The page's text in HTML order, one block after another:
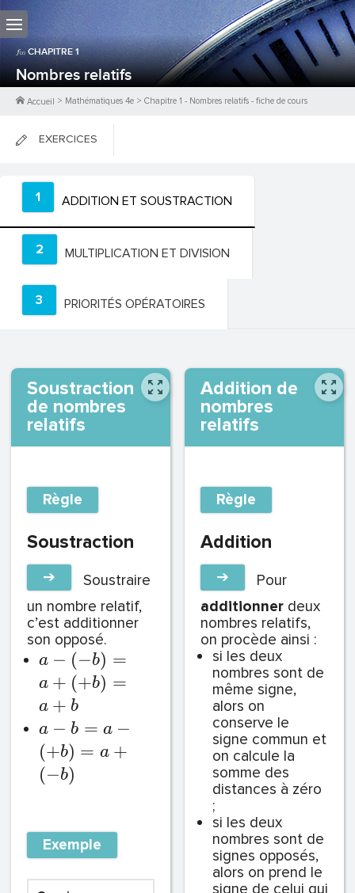
CHAPITRE1
Nombres relatifs
Accueil > Mathématiques 4e > Chapitre 1 - Nombres relatifs - fiche de cours
EXERCICES
FICHES DE COURS
0PTS
1 ADDITION ET SOUSTRACTION
2 MULTIPLICATION ET DIVISION
3 PRIORITÉS OPÉRATOIRES
Soustraction
de nombres
relatifs
Règle
Soustraction
➔
Soustraire
un nombre relatif,
c’est additionner
son opposé.
a − (−b) =
a + (+b) =
a + b
a − b = a −
(+b) = a +
(−b)
Exemple
Addition de
nombres
relatifs
Règle
Addition
➔
Pour
additionner deux
nombres relatifs,
on procède ainsi :
si les deux
nombres sont de
même signe,
alors on
conserve le
signe commun et
on calcule la
somme des
distances à zéro
;
si les deux
nombres sont de
signes opposés,
alors on prend le
signe de celui qui